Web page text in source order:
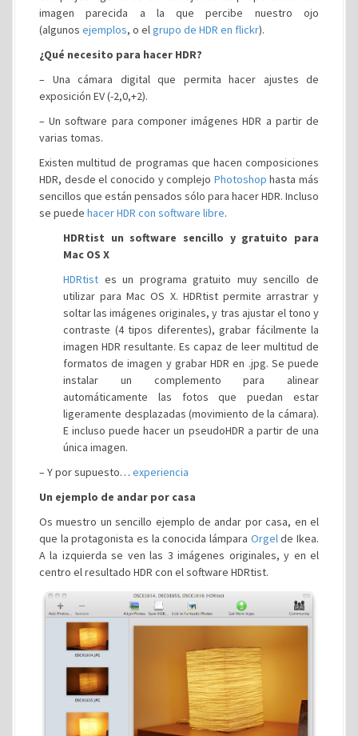
imagen parecida a la que percibe nuestro ojo
(algunos ejemplos, o elgrupo de HDR en flickr).
¿Qué necesito para hacer HDR?
– Una cámara digital que permita hacer ajustes de
exposición EV (-2,0,+2).
– Un software para componer imágenes HDR a partir de
varias tomas.
Existen multitud de programas que hacen composiciones
HDR, desde el conocido y complejo Photoshop hasta más
sencillos que están pensados sólo para hacer HDR. Incluso
se puede hacer HDR con software libre.
HDRtist un software sencillo y gratuito para
Mac OS X
HDRtist es un programa gratuito muy sencillo de
utilizar para Mac OS X. HDRtist permite arrastrar y
soltar las imágenes originales, y tras ajustar el tono y
contraste (4 tipos diferentes), grabar fácilmente la
imagen HDR resultante. Es capaz de leer multitud de
formatos de imagen y grabar HDR en .jpg. Se puede
instalar un complemento para alinear
automáticamente las fotos que puedan estar
ligeramente desplazadas (movimiento de la cámara).
E incluso puede hacer un pseudoHDR a partir de una
única imagen.
– Y por supuesto… experiencia
Un ejemplo de andar por casa
Os muestro un sencillo ejemplo de andar por casa, en el
que la protagonista es la conocida lámpara Orgelde Ikea.
A la izquierda se ven las 3 imágenes originales, y en el
centro el resultado HDR con el software HDRtist.